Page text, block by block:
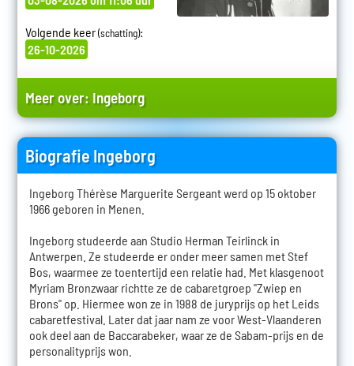
Volgende keer(schatting):
26-10-2026
Meer over: Ingeborg
Biografie Ingeborg
Ingeborg Thérèse Marguerite Sergeant werd op 15 oktober
1966 geboren in Menen.
Ingeborg studeerde aan Studio Herman Teirlinck in
Antwerpen. Ze studeerde er onder meer samen met Stef
Bos, waarmee ze toentertijd een relatie had. Met klasgenoot
Myriam Bronzwaar richtte ze de cabaretgroep "Zwiep en
Brons" op. Hiermee won ze in 1988 de juryprijs op het Leids
cabaretfestival. Later dat jaar nam ze voor West-Vlaanderen
ook deel aan de Baccarabeker, waar ze de Sabam-prijs en de
personalityprijs won.